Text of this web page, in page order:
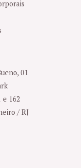
01
e 162
/ RJ